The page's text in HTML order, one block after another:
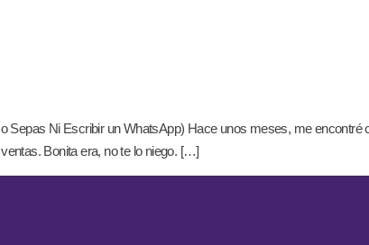
Ni Escribir un WhatsApp) Hace unos meses, me
Bonita era, no te lo niego. […]